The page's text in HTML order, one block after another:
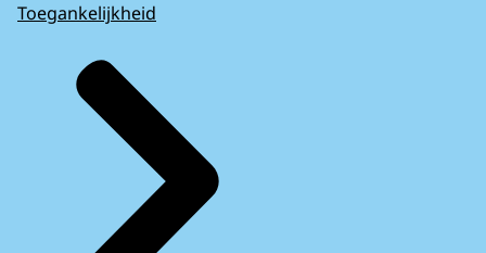
Toegankelijkheid